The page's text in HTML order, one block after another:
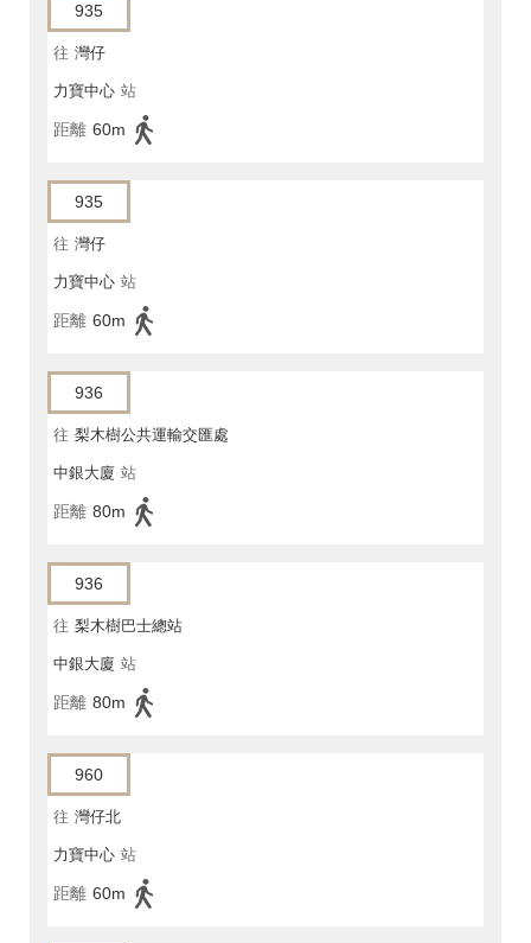
935
往 灣仔
力寶中心 站
距離 60m
935
往 灣仔
力寶中心 站
距離 60m
936
往 梨木樹公共運輸交匯處
中銀大廈 站
距離 80m
936
往 梨木樹巴士總站
中銀大廈 站
距離 80m
960
往 灣仔北
力寶中心 站
距離 60m